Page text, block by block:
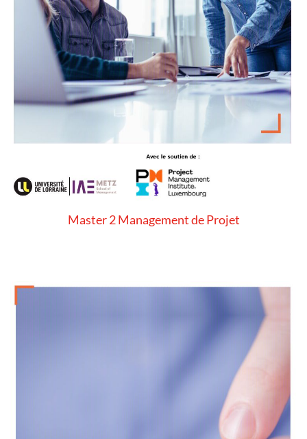
Master 2 Management de Projet